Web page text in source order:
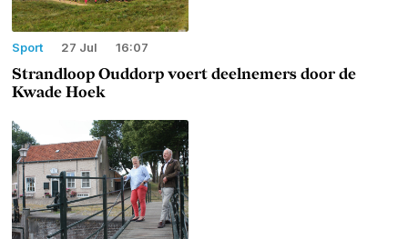
Sport 27 Jul 16:07
Strandloop Ouddorp voert deelnemers door de
Kwade Hoek